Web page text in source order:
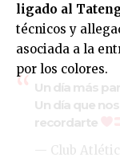
ligado al
técnicos y
asociada a la
por los colores.
Un día más
Un día que
recordarte
— Club